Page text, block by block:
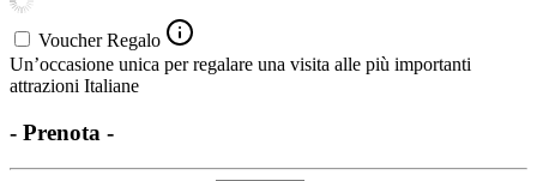
Voucher Regalo
Un’occasione unica per regalare una visita alle più importanti
attrazioni Italiane
- Prenota -